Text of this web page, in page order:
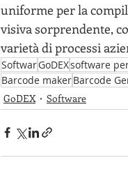
uniforme per la
visiva sorprendente,
varietà di processi
SoftwarGoDEXsoftware
Barcode makerBarcode
GoDEX
Software